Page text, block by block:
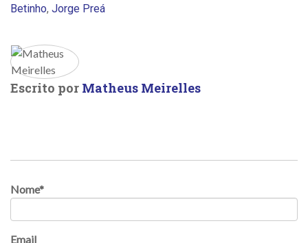
Betinho, Jorge Preá
Escrito por Matheus Meirelles
Nome*
Email